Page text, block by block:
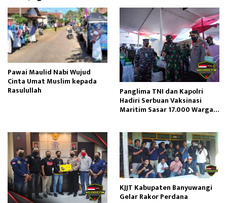
n
Pawai Maulid Nabi Wujud
Cinta Umat Muslim kepada
Rasulullah Panglima TNI dan Kapolri
Hadiri Serbuan Vaksinasi
Maritim Sasar 17.000 Warga
KJJT Kabupaten Banyuwangi
Gelar Rakor Perdana